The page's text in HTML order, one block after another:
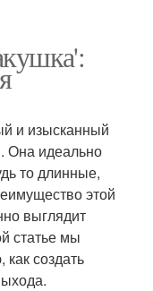
и изысканный
Она идеально
то длинные,
этой
выглядит
статье мы
создать